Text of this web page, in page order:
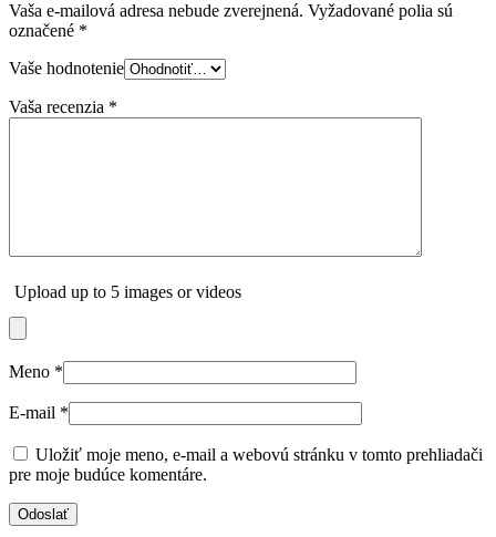
Vaša e-mailová adresa nebude zverejnená. Vyžadované polia sú
označené *
Vaše hodnotenie
Vaša recenzia *
Upload up to 5 images or videos
Meno *
E-mail *
Uložiť moje meno, e-mail a webovú stránku v tomto prehliadači
pre moje budúce komentáre.